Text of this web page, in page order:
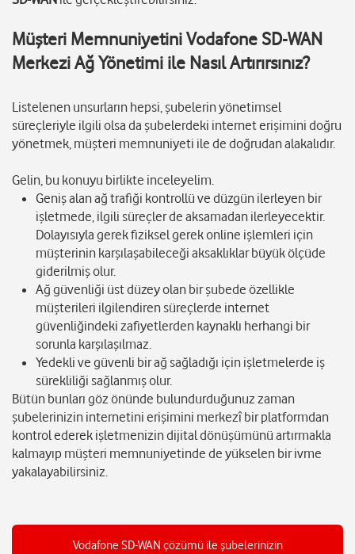
Müşteri Memnuniyetini Vodafone SD-WAN
Merkezi Ağ Yönetimi ile Nasıl Artırırsınız?
Listelenen unsurların hepsi, şubelerin yönetimsel
süreçleriyle ilgili olsa da şubelerdeki internet erişimini doğru
yönetmek, müşteri memnuniyeti ile de doğrudan alakalıdır.
Gelin, bu konuyu birlikte inceleyelim.
Geniş alan ağ trafiği kontrollü ve düzgün ilerleyen bir
işletmede, ilgili süreçler de aksamadan ilerleyecektir.
Dolayısıyla gerek fiziksel gerek online işlemleri için
müşterinin karşılaşabileceği aksaklıklar büyük ölçüde
giderilmiş olur.
Ağ güvenliği üst düzey olan bir şubede özellikle
müşterileri ilgilendiren süreçlerde internet
güvenliğindeki zafiyetlerden kaynaklı herhangi bir
sorunla karşılaşılmaz.
Yedekli ve güvenli bir ağ sağladığı için işletmelerde iş
sürekliliği sağlanmış olur.
Bütün bunları göz önünde bulundurduğunuz zaman
şubelerinizin internetini erişimini merkezî bir platformdan
kontrol ederek işletmenizin dijital dönüşümünü artırmakla
kalmayıp müşteri memnuniyetinde de yükselen bir ivme
yakalayabilirsiniz.
Vodafone SD-WAN çözümü ile şubelerinizin